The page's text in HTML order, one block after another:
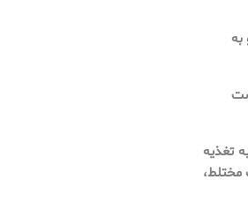
تغذیه